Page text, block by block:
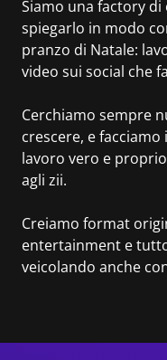
Siamo una factory
spiegarlo in modo
pranzo di Natale:
video sui social che
Cerchiamo sempre
crescere, e
lavoro vero e
agli zii.
Creiamo format
entertainment e
veicolando anche